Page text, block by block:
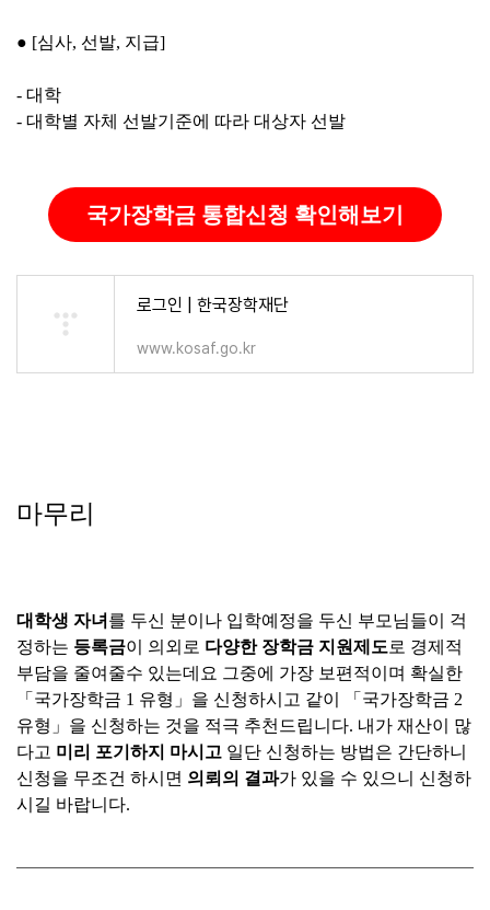
● [심사, 선발, 지급]
- 대학
- 대학별 자체 선발기준에 따라 대상자 선발
국가장학금 통합신청 확인해보기
로그인 | 한국장학재단
www.kosaf.go.kr
마무리
대학생 자녀 를 두신 분이나 입학예정을 두신 부모님들이 걱
정하는 등록금이 의외로 다양한 장학금 지원제도로 경제적
부담을 줄여줄수 있는데요 그중에 가장 보편적이며 확실한
「국가장학금 1 유형」을 신청하시고 같이 「국가장학금 2
유형」을 신청하는 것을 적극 추천드립니다. 내가 재산이 많
다고 미리 포기하지 마시고 일단 신청하는 방법은 간단하니
신청을 무조건 하시면 의뢰의 결과가 있을 수 있으니 신청하
시길 바랍니다.